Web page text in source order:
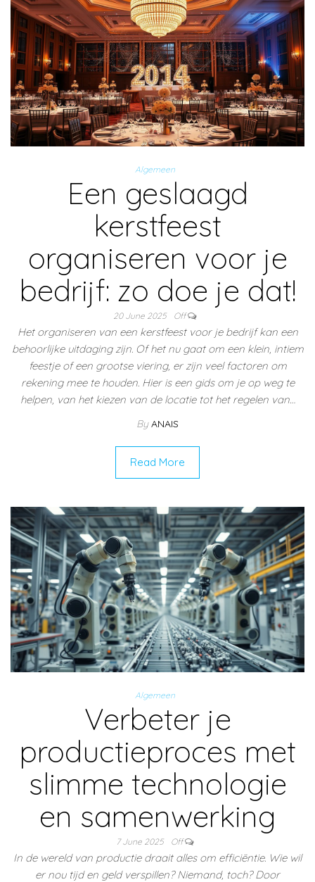
Algemeen
Een geslaagd
kerstfeest
organiseren voor je
bedrijf: zo doe je dat!
20 June 2025 Off
Het organiseren van een kerstfeest voor je bedrijf kan een
behoorlijke uitdaging zijn. Of het nu gaat om een klein, intiem
feestje of een grootse viering, er zijn veel factoren om
rekening mee te houden. Hier is een gids om je op weg te
helpen, van het kiezen van de locatie tot het regelen van…
By ANAIS
Read More
Algemeen
Verbeter je
productieproces met
slimme technologie
en samenwerking
7 June 2025 Off
In de wereld van productie draait alles om efficiëntie. Wie wil
er nou tijd en geld verspillen? Niemand, toch? Door